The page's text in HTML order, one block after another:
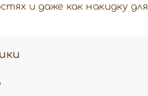
и даже как накидку для